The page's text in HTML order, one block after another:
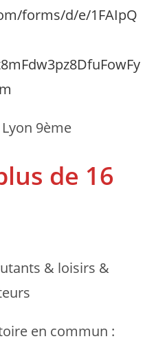
forms/d/e/1FAIpQ
9ème
de 16
& loisirs &
en commun :